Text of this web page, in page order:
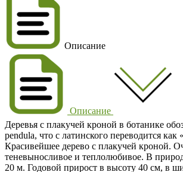
Описание
Описание
Деревья с плакучей кроной в ботанике
pendula, что с латинского переводится как
Красивейшее дерево с плакучей кроной.
теневыносливое и теплолюбивое. В
20 м. Годовой прирост в высоту 40 см, в